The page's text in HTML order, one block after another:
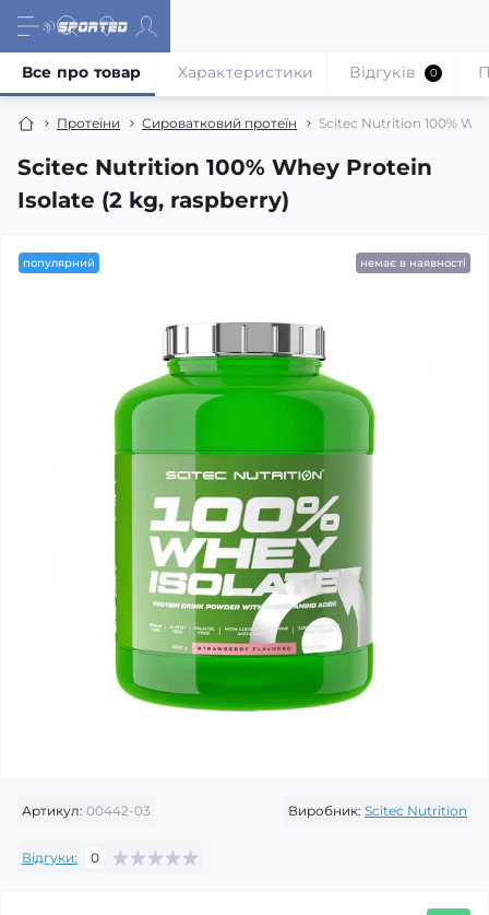
Протеїни Сироватковий протеїн Scitec Nutrition 100%
Scitec Nutrition 100% Whey Protein
Isolate (2 kg, raspberry)
Все про товар Характеристики Відгуків 0
популярний немає в наявності
Артикул: 00442-03 Виробник: Scitec Nutrition
Відгуки: 0